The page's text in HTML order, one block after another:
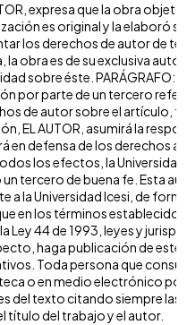
expresa que la obra
es original y la elaboró
los derechos de autor de
la obra es de su exclusiva
sobre éste. PARÁGRAFO:
por parte de un tercero
de autor sobre el artículo,
EL AUTOR, asumirá la
en defensa de los derechos
los efectos, la Universidad
tercero de buena fe. Esta
a la Universidad Icesi, de
en los términos establecidos
Ley 44 de 1993, leyes y
haga publicación de este
Toda persona que
o en medio electrónico
del texto citando siempre las
título del trabajo y el autor.